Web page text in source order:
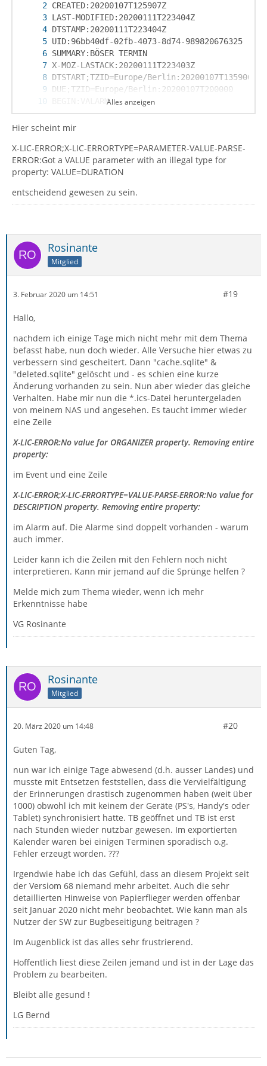
Alles anzeigen
Hier scheint mir
X-LIC-ERROR;X-LIC-ERRORTYPE=PARAMETER-VALUE-PARSE-
ERROR:Got a VALUE parameter with an illegal type for
property: VALUE=DURATION
entscheidend gewesen zu sein.
Rosinante
Mitglied
3. Februar 2020 um 14:51 #19
Hallo,
nachdem ich einige Tage mich nicht mehr mit dem Thema
befasst habe, nun doch wieder. Alle Versuche hier etwas zu
verbessern sind gescheitert. Dann "cache.sqlite" &
"deleted.sqlite" gelöscht und - es schien eine kurze
Änderung vorhanden zu sein. Nun aber wieder das gleiche
Verhalten. Habe mir nun die *.ics-Datei heruntergeladen
von meinem NAS und angesehen. Es taucht immer wieder
eine Zeile
X-LIC-ERROR:No value for ORGANIZER property. Removing entire
property:
im Event und eine Zeile
X-LIC-ERROR;X-LIC-ERRORTYPE=VALUE-PARSE-ERROR:No value for
DESCRIPTION property. Removing entire property:
im Alarm auf. Die Alarme sind doppelt vorhanden - warum
auch immer.
Leider kann ich die Zeilen mit den Fehlern noch nicht
interpretieren. Kann mir jemand auf die Sprünge helfen ?
Melde mich zum Thema wieder, wenn ich mehr
Erkenntnisse habe
VG Rosinante
Rosinante
Mitglied
20. März 2020 um 14:48 #20
Guten Tag,
nun war ich einige Tage abwesend (d.h. ausser Landes) und
musste mit Entsetzen feststellen, dass die Vervielfältigung
der Erinnerungen drastisch zugenommen haben (weit über
1000) obwohl ich mit keinem der Geräte (PS's, Handy's oder
Tablet) synchronisiert hatte. TB geöffnet und TB ist erst
nach Stunden wieder nutzbar gewesen. Im exportierten
Kalender waren bei einigen Terminen sporadisch o.g.
Fehler erzeugt worden. ???
Irgendwie habe ich das Gefühl, dass an diesem Projekt seit
der Versiom 68 niemand mehr arbeitet. Auch die sehr
detaillierten Hinweise von Papierflieger werden offenbar
seit Januar 2020 nicht mehr beobachtet. Wie kann man als
Nutzer der SW zur Bugbeseitigung beitragen ?
Im Augenblick ist das alles sehr frustrierend.
Hoffentlich liest diese Zeilen jemand und ist in der Lage das
Problem zu bearbeiten.
Bleibt alle gesund !
LG Bernd